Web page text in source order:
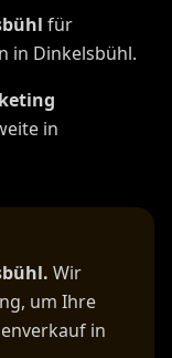
für
in Dinkelsbühl.
in
Wir
um Ihre
in